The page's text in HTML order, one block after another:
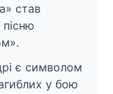
став
є символом
у бою